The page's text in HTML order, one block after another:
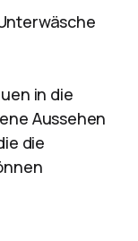
in die
Aussehen
die